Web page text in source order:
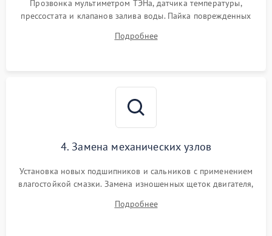
Прозвонка мультиметром ТЭНа, датчика температуры,
прессостата и клапанов залива воды. Пайка поврежденных
Восстановление целостности проводки и контактов.
Подробнее
4. Замена механических узлов
Установка новых подшипников и сальников с применением
влагостойкой смазки. Замена изношенных щеток двигателя,
или поврежденной резиновой манжеты.
Подробнее